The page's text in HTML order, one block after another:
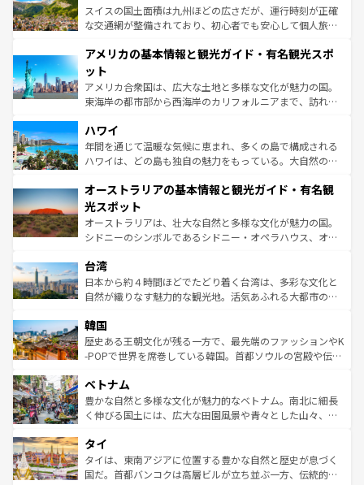
を参照してほしい。
ドイツ情報はコンテンツ一覧を参照してほしい。
ティー、ビール好きにはたまらない英国パブ、サッカー観
戦など、本場だからこそできる体験も豊富。イギリスを旅
ンツ一覧を参照してほしい。
スイスの国土面積は九州ほどの広さだが、運行時刻が正確
な交通網が整備されており、初心者でも安心して個人旅行
の建物がそのまま残る町や、スイスならではのユニークな
博物館もあり、アルプス観光だけでなく町歩きも満喫する
ことができる。国民の所得が高いため物価も高いが、旅行
者向けの交通パス提供のサービスもあり、うまく活用すれ
着のスイス情報は
アメリカの基本情報と観光ガイド・有名観光スポ
ット
アメリカ合衆国は、広大な土地と多様な文化が魅力の国。
東海岸の都市部から西海岸のカリフォルニアまで、訪れる
のような巨大都市は、観光、ショッピング、エンターテイ
ンメントが詰まった刺激的なスポットだ。一方、アメリカ
西部には大自然が広がり、グランドキャニオンやイエロー
部のニューオーリンズでは、音楽と美食が融合した独特の
文化が魅力。旅行者はアメリカの各地域で異なる魅力を楽
しみながら、その多様性と豊かな歴史を感じることができ
るだろう。車でのロードトリップや列車の旅も、アメリカ
情報は
ハワイ
年間を通じて温暖な気候に恵まれ、多くの島で構成される
ハワイは、どの島も独自の魅力をもっている。大自然の神
ワイ島は見逃せない。また、定番の観光地といえばオアフ
島だが、静かな自然を求めるならマウイ島やカウアイ島が
おすすめ。エメラルドグリーンに輝く海をはじめ、豊かな
文化や歴史が息づいている。「アロハスピリット」と呼ば
人々、おいしいローカルフードやハワイアンミュージッ
ク、伝統的なフラダンスなど、すべてがハワイの魅力を彩
っている。訪れるたびに新しい発見と感動が待っているハ
はコンテンツ一覧
オーストラリアの基本情報と観光ガイド・有名観
光スポット
オーストラリアは、壮大な自然と多様な文化が魅力の国。
シドニーのシンボルであるシドニー・オペラハウス、オー
リアリーフや大陸中央部にそびえるウルル（エアーズロッ
ク）、タスマニアの美しい原生林やケアンズの熱帯雨林な
ど、見どころがたくさん。また、カフェやワイン、オージ
いる。アクティビティも充実しており、サーフィンやダイ
ビング、ハイキングなど、アウトドア好きにはたまらな
い。オーストラリアの多彩な魅力を存分に味わいつくそ
参照してほしい。
台湾
日本から約４時間ほどでたどり着く台湾は、多彩な文化と
自然が織りなす魅力的な観光地。活気あふれる大都市の台
ン）、静ひつな山岳地帯である台湾東部など、都市の喧騒
と山間の静けさが共存しており、訪れる人に新しい発見と
驚きをもたらしてくれる。また、奥深い台湾の食文化も魅
容にもいいと評判のスイーツなど、バラエティ豊かな料理
が味わえる。 なお、新着の台湾情報は コンテンツ一覧を参
照してほしい。
韓国
歴史ある王朝文化が残る一方で、最先端のファッションやK
-POPで世界を席巻している韓国。首都ソウルの宮殿や伝統
き、地方に足を延ばせば四季折々の自然美を楽しむことが
できる。そして、キムチや焼肉、絶品のストリートフード
まで、さまざまな韓国料理が待っている。夜には、韓国な
リティに包まれながら、韓国の多彩な魅力を心ゆくまで味
わってみてほしい。 なお、新着の韓国情報はコンテンツ一
覧を参照してほしい。
ベトナム
豊かな自然と多様な文化が魅力的なベトナム。南北に細長
く伸びる国土には、広大な田園風景や青々とした山々、世
急速な発展と共に伝統が息づく。ハノイの古い町並みやホ
ーチミン市のフランス統治時代の建物も、独特の雰囲気を
醸し出している。また、バラエティの豊かさとおいしさで
タイ
タイは、東南アジアに位置する豊かな自然と歴史が息づく
国だ。首都バンコクは高層ビルが立ち並ぶ一方、伝統的な